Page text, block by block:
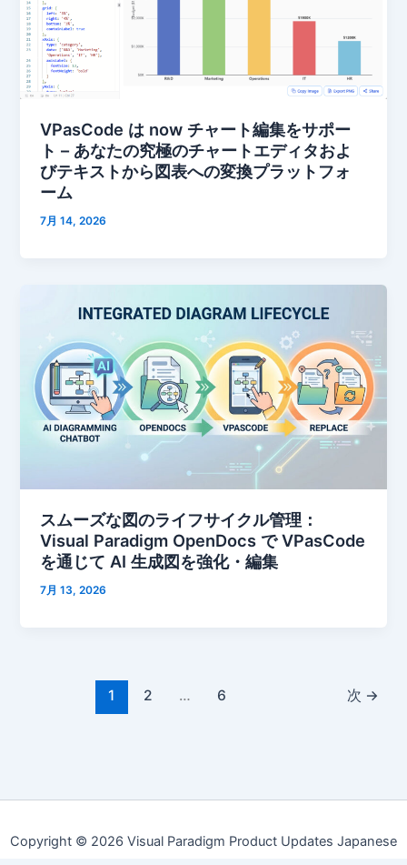
VPasCode は now チャート編集をサポー
ト – あなたの究極のチャートエディタおよ
びテキストから図表への変換プラットフォ
ーム
7月 14, 2026
スムーズな図のライフサイクル管理：
Visual Paradigm OpenDocs で VPasCode
を通じて AI 生成図を強化・編集
7月 13, 2026
1 2 … 6 次 →
Copyright © 2026 Visual Paradigm Product Updates Japanese